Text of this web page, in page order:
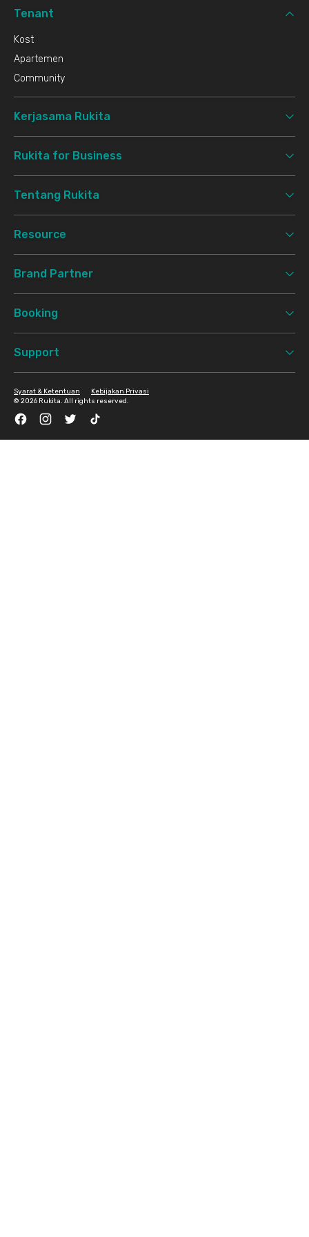
Tenant
Kost
Apartemen
Community
Kerjasama Rukita
Rukita for Business
Tentang Rukita
Resource
Brand Partner
Booking
Support
© 2026 Rukita. All rights reserved.
Syarat & Ketentuan Kebijakan Privasi
FacebookInstagramTwitter TikTok